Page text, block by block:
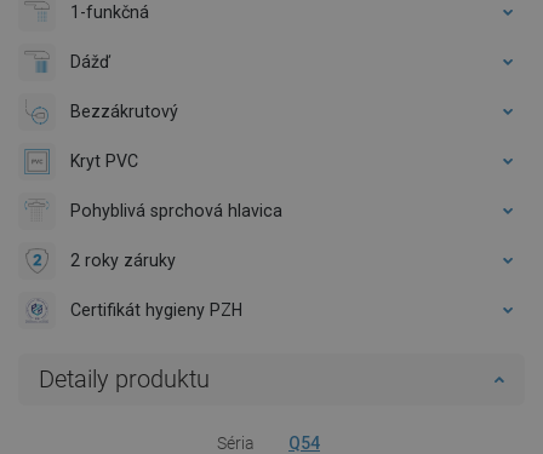
1-funkčná
Dážď
Bezzákrutový
Kryt PVC
Pohyblivá sprchová hlavica
2 roky záruky
Certifikát hygieny PZH
Detaily produktu
Séria Q54